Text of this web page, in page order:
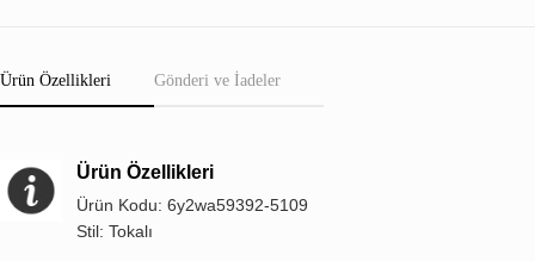
Ürün Özellikleri Gönderi ve İadeler
Ürün Özellikleri
Ürün Kodu: 6y2wa59392-5109
Stil: Tokalı